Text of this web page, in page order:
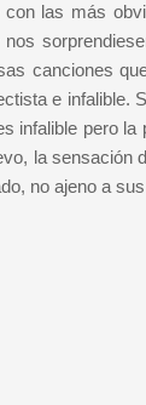
las más
nos
canciones
e infalible.
infalible pero
la
no ajeno a